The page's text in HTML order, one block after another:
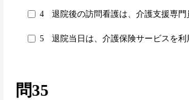
4 退院後の訪問看護は、介護支援専
5 退院当日は、介護保険サービスを
問35